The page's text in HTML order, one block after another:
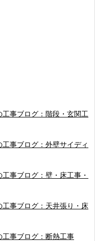
事ブログ：階段・玄関工
事ブログ：外壁サイディ
事ブログ：壁・床工事・
事ブログ：天井張り・床
事ブログ：断熱工事